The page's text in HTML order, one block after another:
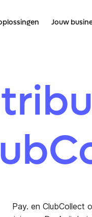
Jouw
Pay. en ClubCollect